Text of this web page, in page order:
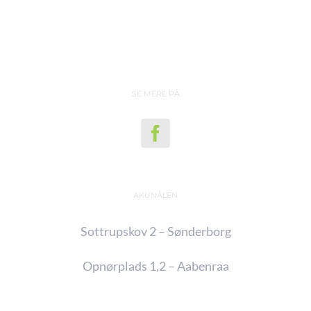
SE MERE PÅ
AKUNÅLEN
Sottrupskov 2 – Sønderborg
Opnørplads 1,2 – Aabenraa